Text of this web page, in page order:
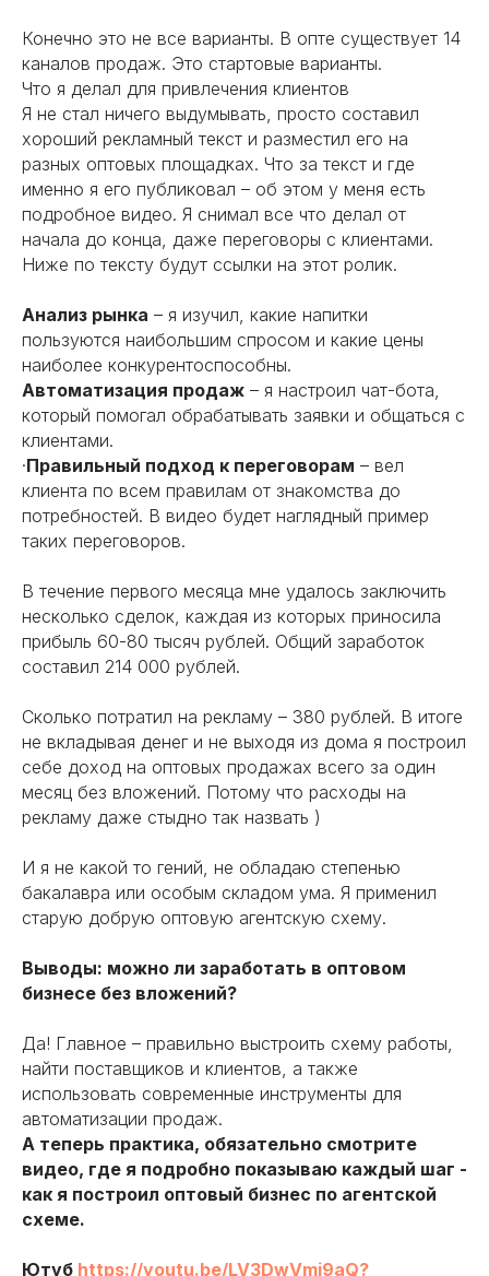
Конечно это не все варианты. В опте существует 14
каналов продаж. Это стартовые варианты.
Что я делал для привлечения клиентов
Я не стал ничего выдумывать, просто составил
хороший рекламный текст и разместил его на
разных оптовых площадках. Что за текст и где
именно я его публиковал – об этом у меня есть
подробное видео. Я снимал все что делал от
начала до конца, даже переговоры с клиентами.
Ниже по тексту будут ссылки на этот ролик.
Анализ рынка – я изучил, какие напитки
пользуются наибольшим спросом и какие цены
наиболее конкурентоспособны.
Автоматизация продаж – я настроил чат-бота,
который помогал обрабатывать заявки и общаться с
клиентами.
·Правильный подход к переговорам – вел
клиента по всем правилам от знакомства до
потребностей. В видео будет наглядный пример
таких переговоров.
В течение первого месяца мне удалось заключить
несколько сделок, каждая из которых приносила
прибыль 60-80 тысяч рублей. Общий заработок
составил 214 000 рублей.
Сколько потратил на рекламу – 380 рублей. В итоге
не вкладывая денег и не выходя из дома я построил
себе доход на оптовых продажах всего за один
месяц без вложений. Потому что расходы на
рекламу даже стыдно так назвать )
И я не какой то гений, не обладаю степенью
бакалавра или особым складом ума. Я применил
старую добрую оптовую агентскую схему.
Выводы: можно ли заработать в оптовом
бизнесе без вложений?
Да! Главное – правильно выстроить схему работы,
найти поставщиков и клиентов, а также
использовать современные инструменты для
автоматизации продаж.
А теперь практика, обязательно смотрите
видео, где я подробно показываю каждый шаг -
как я построил оптовый бизнес по агентской
схеме.
Ютуб https://youtu.be/LV3DwVmi9aQ?
Подписывайтесь на мой ТГ канал –
получайте порцию полезного
и практического контента.
Показываю рабочие ниши,
проверенные схемы, делюсь опытом
на открытых трансляциях
Если хотите запустить
оптовый бизнес уже
сейчас переходите к
выбору тарифа